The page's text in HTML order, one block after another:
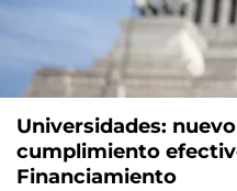
Universidades:
cumplimiento
Financiamiento